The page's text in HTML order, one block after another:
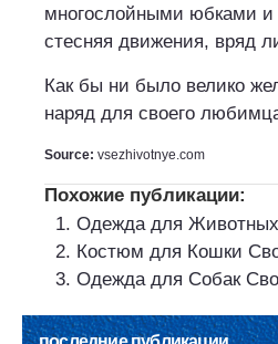
многослойными юбками и
стесняя движения, вряд
Как бы ни было велико
наряд для своего
Source: vsezhivotnye.com
Похожие публикации:
Одежда для
Костюм для Кошки
Одежда для Собак